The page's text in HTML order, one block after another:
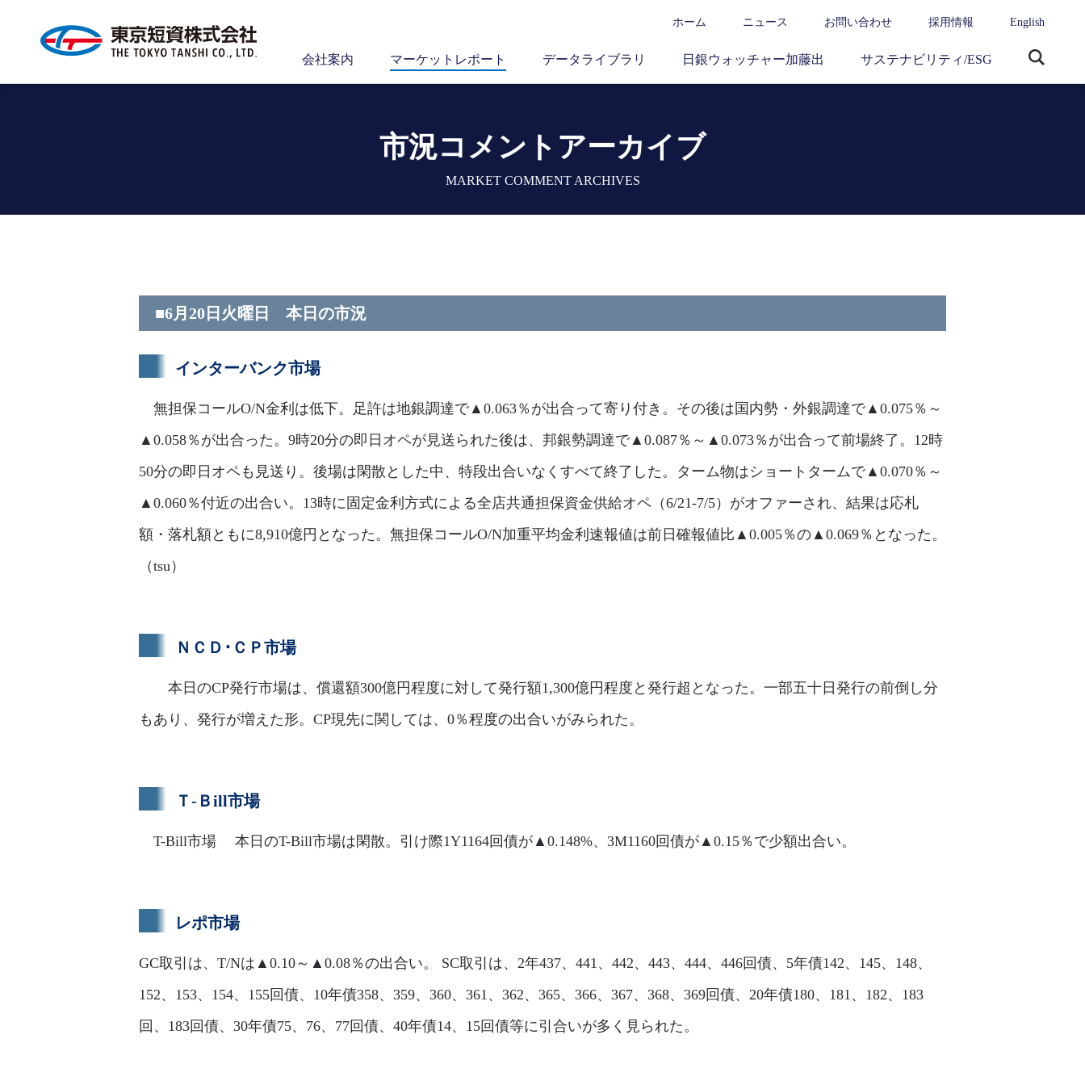
ホーム ニュース お問い合わせ 採用情報 English
会社案内 マーケットレポート データライブラリ 日銀ウォッチャー加藤出 サステナビリティ/ESG
市況コメントアーカイブ
MARKET COMMENT ARCHIVES
■6月20日火曜日 本日の市況
インターバンク市場
無担保コールO/N金利は低下。足許は地銀調達で▲0.063％が出合って寄り付き。その後は国内勢・外銀調達で▲0.075％～
▲0.058％が出合った。9時20分の即日オペが見送られた後は、邦銀勢調達で▲0.087％～▲0.073％が出合って前場終了。12時
50分の即日オペも見送り。後場は閑散とした中、特段出合いなくすべて終了した。ターム物はショートタームで▲0.070％～
▲0.060％付近の出合い。13時に固定金利方式による全店共通担保資金供給オペ（6/21-7/5）がオファーされ、結果は応札
額・落札額ともに8,910億円となった。無担保コールO/N加重平均金利速報値は前日確報値比▲0.005％の▲0.069％となった。
（tsu）
ＮＣＤ･ＣＰ市場
本日のCP発行市場は、償還額300億円程度に対して発行額1,300億円程度と発行超となった。一部五十日発行の前倒し分
もあり、発行が増えた形。CP現先に関しては、0％程度の出合いがみられた。
Ｔ-Ｂill市場
T-Bill市場 本日のT-Bill市場は閑散。引け際1Y1164回債が▲0.148%、3M1160回債が▲0.15％で少額出合い。
レポ市場
GC取引は、T/Nは▲0.10～▲0.08％の出合い。 SC取引は、2年437、441、442、443、444、446回債、5年債142、145、148、
152、153、154、155回債、10年債358、359、360、361、362、365、366、367、368、369回債、20年債180、181、182、183
回、183回債、30年債75、76、77回債、40年債14、15回債等に引合いが多く見られた。